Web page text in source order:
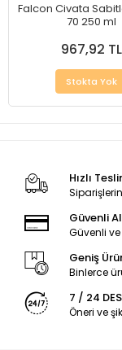
Falcon Civata
70 250 ml
967,92 TL
Stokta Yok
Hızlı
Güvenli
Güvenli
Geniş
Binlerce
7 / 24
Öneri ve